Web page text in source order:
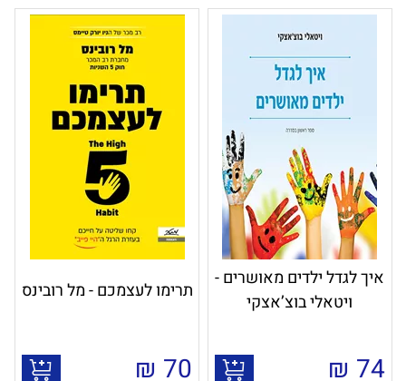
איך לגדל ילדים מאושרים -
ויטאלי בוצ’אצקי
74
₪
תרימו לעצמכם - מל רובינס
70
₪